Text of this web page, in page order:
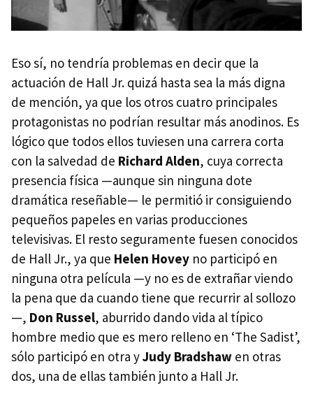
Eso sí, no tendría problemas en decir que la
actuación de Hall Jr. quizá hasta sea la más digna
de mención, ya que los otros cuatro principales
protagonistas no podrían resultar más anodinos. Es
lógico que todos ellos tuviesen una carrera corta
con la salvedad de Richard Alden, cuya correcta
presencia física —aunque sin ninguna dote
dramática reseñable— le permitió ir consiguiendo
pequeños papeles en varias producciones
televisivas. El resto seguramente fuesen conocidos
de Hall Jr., ya que Helen Hovey no participó en
ninguna otra película —y no es de extrañar viendo
la pena que da cuando tiene que recurrir al sollozo
—, Don Russel, aburrido dando vida al típico
hombre medio que es mero relleno en ‘The Sadist’,
sólo participó en otra yJudy Bradshaw en otras
dos, una de ellas también junto a Hall Jr.